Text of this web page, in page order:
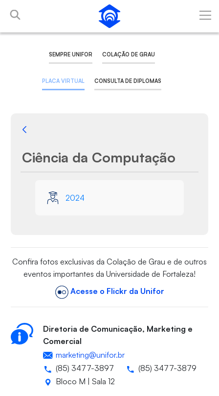
Pular para o Conteúdo principal
SEMPRE UNIFOR COLAÇÃO DE GRAU
PLACA VIRTUAL CONSULTA DE DIPLOMAS
Voltar
Ciência da Computação
2024
Confira fotos exclusivas da Colação de Grau e de outros
eventos importantes da Universidade de Fortaleza!
Acesse o Flickr da Unifor
Diretoria de Comunicação, Marketing e
Comercial
marketing@unifor.br
(85) 3477-3897
(85) 3477-3879
Bloco M | Sala 12